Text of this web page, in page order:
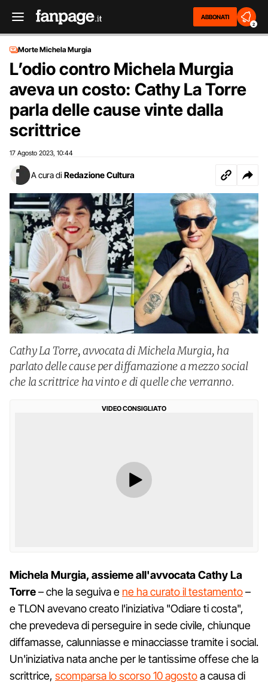
ABBONATI
2
Morte Michela Murgia
L’odio contro Michela Murgia
aveva un costo: Cathy La Torre
parla delle cause vinte dalla
scrittrice
17 Agosto 2023 10:44
A cura di Redazione Cultura
Cathy La Torre, avvocata di Michela Murgia, ha
parlato delle cause per diffamazione a mezzo social
che la scrittrice ha vinto e di quelle che verranno.
VIDEO CONSIGLIATO
Michela Murgia, assieme all'avvocata Cathy La
Torre– che la seguiva e ne ha curato il testamento–
e TLON avevano creato l'iniziativa "Odiare ti costa",
che prevedeva di perseguire in sede civile, chiunque
diffamasse, calunniasse e minacciasse tramite i social.
Un'iniziativa nata anche per le tantissime offese che la
scrittrice, scomparsa lo scorso 10 agostoa causa di